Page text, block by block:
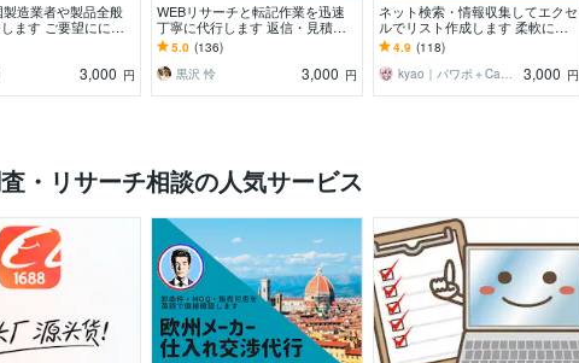
製造業者や製品全般
ます ご要望にに応
います。
3,000 円
WEBリサーチと転記作業を迅速
丁寧に代行します 返信・見積り
早め◎土日祝や夜も対応可
5.0 (136)
黒沢 怜
3,000 円
ネット検索・情報収集してエクセ
ルでリスト作成します 柔軟にご
対応！営業に役立つ必要事項を見
やすくリスト化
4.9 (118)
kyao｜パワポ＋Canvaデザイナー
3,000 円
・リサーチ相談の人気サービス